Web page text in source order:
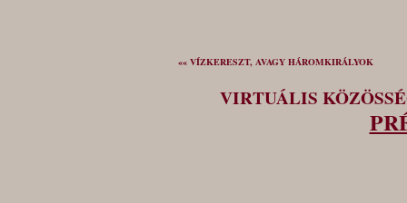
«« VÍZKERESZT, AVAGY HÁROMKIRÁLYOK
VIRTUÁLIS